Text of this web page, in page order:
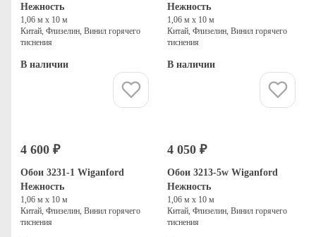
Нежность
1,06 м х 10 м
Китай, Флизелин, Винил горячего
тиснения
В наличии
Нежность
1,06 м х 10 м
Китай, Флизелин, Винил горячего
тиснения
В наличии
4 600 ₽
Обои 3231-1 Wiganford
Нежность
1,06 м х 10 м
Китай, Флизелин, Винил горячего
тиснения
4 050 ₽
Обои 3213-5w Wiganford
Нежность
1,06 м х 10 м
Китай, Флизелин, Винил горячего
тиснения